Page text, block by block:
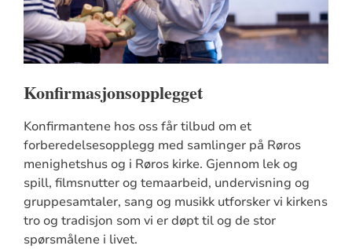
Konfirmasjonsopplegget
Konfirmantene hos oss får tilbud om et
forberedelsesopplegg med samlinger på Røros
menighetshus og i Røros kirke. Gjennom lek og
spill, filmsnutter og temaarbeid, undervisning og
gruppesamtaler, sang og musikk utforsker vi kirkens
tro og tradisjon som vi er døpt til og de stor
spørsmålene i livet.